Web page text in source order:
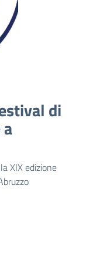
di
XIX edizione